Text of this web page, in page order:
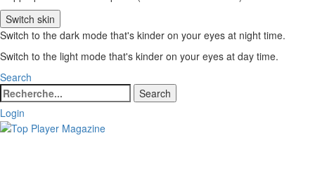
Switch skin
Switch to the dark mode that's kinder on your eyes at night time.
Switch to the light mode that's kinder on your eyes at day time.
Search
Search
for:
Search
Login